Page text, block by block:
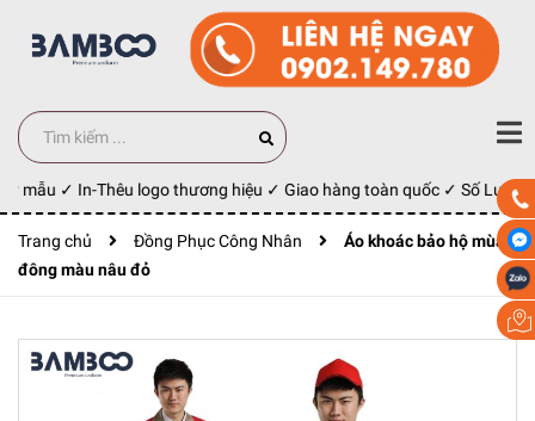
mẫu ✓ In-Thêu logo thương hiệu ✓ Giao hàng toàn quốc ✓ Số Lượng
Trang chủ Đồng Phục Công Nhân
Áo khoác bảo hộ mùa
đông màu nâu đỏ